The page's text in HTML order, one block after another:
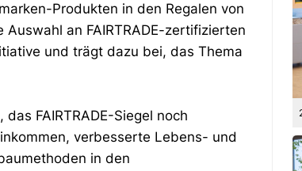
Produkten in den Regalen von
Auswahl an FAIRTRADE-zertifizierten
und trägt dazu bei, das Thema
das FAIRTRADE-Siegel noch
verbesserte Lebens- und
in den